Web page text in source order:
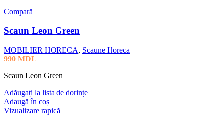
Compară
Scaun Leon Green
MOBILIER HORECA, Scaune Horeca
990 MDL
Scaun Leon Green
Adăugați la lista de dorințe
Adaugă în coș
Vizualizare rapidă